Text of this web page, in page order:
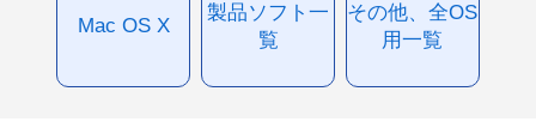
Mac OS X
製品ソフト一
覧
その他、全OS
用一覧